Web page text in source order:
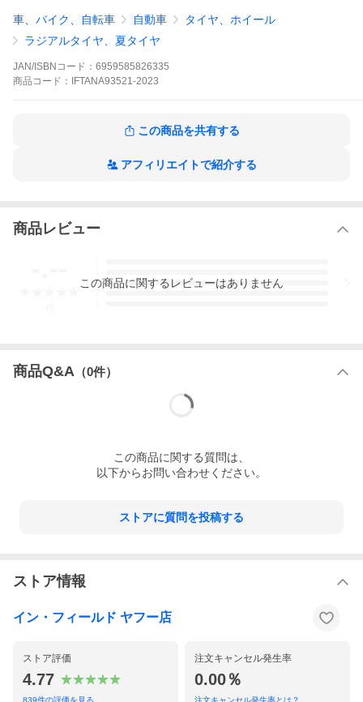
街乗りにもオススメします！
ーーーーーーー
※アンタレスは香港に本社を置く、中国・香港合弁のタイヤ貿易
会社です。
現在世界60カ国以上で販売中、低コスト・高パフォーマンスで人
サマータイヤ アジアンタイヤ
いては店舗カレンダーをご確認ください。
■商品画像にホイールがある場合でも、ホイールは付属しませ
ただし、沖縄等、離島へのお届けには離島中継料が加算され
ご入金額が変更となりますので、前払いをご利用のお客様
■クレジットカード、商品代引き、コンビニ払い、後払い（要
■タイヤ商品は2本ごと、バンドでまとめてお届けいたします。
ビニールや段ボール等での梱包は行っておりませんのでご了
運送会社集荷後はキャンセルすることが出来ません。
出荷後はキャンセルではなく、お受け取り後のご返品（お客
様都合の為送料お客様ご負担）となりますのでご注意下さい。
車、バイク、自転車 自動車
タイヤ、ホイール
ラジアルタイヤ、夏タイヤ
JAN/ISBNコード： 6959585826335
商品 コード： IFTANA93521-2023
この商品を共有する
アフィリエイトで紹介する
商品レビュー
3
この商品に関するレビューはありません
商品Q&A （0件）
この商品に関する質問は、
以下からお問い合わせください。
ストアに質問を投稿する
ストア情報
イン・フィールド ヤフー店
ストア評価
4.77
839件の評価を見る
注文キャンセル発生率
0.00％
注文キャンセル発生率とは？